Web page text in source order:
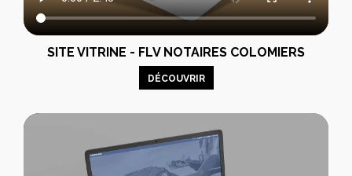
SITE VITRINE - FLV NOTAIRES COLOMIERS
DÉCOUVRIR